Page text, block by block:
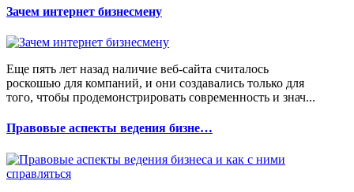
Зачем интернет бизнесмену
Еще пять лет назад наличие веб-сайта считалось
роскошью для компаний, и они создавались только для
того, чтобы продемонстрировать современность и знач...
Правовые аспекты ведения бизне…